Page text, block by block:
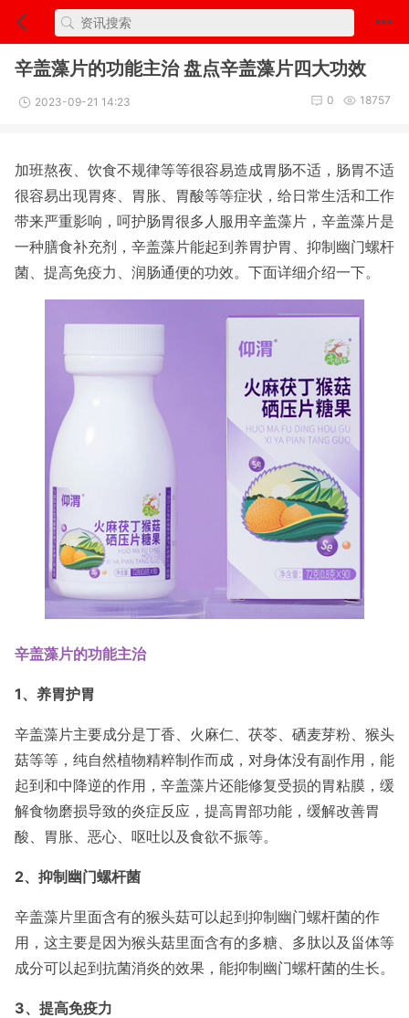
辛盖藻片的功能主治 盘点辛盖藻片四大功效
2023-09-21 14:23 18757
0
加班熬夜、饮食不规律等等很容易造成胃肠不适，肠胃不适
很容易出现胃疼、胃胀、胃酸等等症状，给日常生活和工作
带来严重影响，呵护肠胃很多人服用辛盖藻片，辛盖藻片是
一种膳食补充剂，辛盖藻片能起到养胃护胃、抑制幽门螺杆
菌、提高免疫力、润肠通便的功效。下面详细介绍一下。
辛盖藻片的功能主治
1、养胃护胃
辛盖藻片主要成分是丁香、火麻仁、茯苓、硒麦芽粉、猴头
菇等等，纯自然植物精粹制作而成，对身体没有副作用，能
起到和中降逆的作用，辛盖藻片还能修复受损的胃粘膜，缓
解食物磨损导致的炎症反应，提高胃部功能，缓解改善胃
酸、胃胀、恶心、呕吐以及食欲不振等。
2、抑制幽门螺杆菌
辛盖藻片里面含有的猴头菇可以起到抑制幽门螺杆菌的作
用，这主要是因为猴头菇里面含有的多糖、多肽以及甾体等
成分可以起到抗菌消炎的效果，能抑制幽门螺杆菌的生长。
3、提高免疫力